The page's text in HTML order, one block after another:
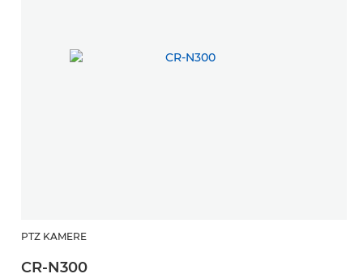
PTZ KAMERE
CR-N300